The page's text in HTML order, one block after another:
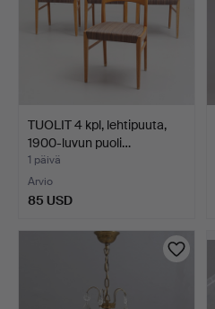
TUOLIT 4 kpl, lehtipuuta,
1900-luvun puoli…
1 päivä
Arvio
85 USD